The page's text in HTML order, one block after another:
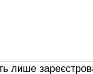
лише